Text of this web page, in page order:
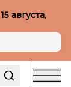
15 августа,